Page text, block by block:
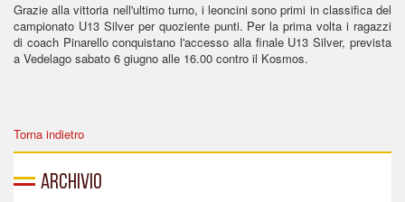
Grazie alla vittoria nell'ultimo turno, i leoncini sono primi in classifica del
campionato U13 Silver per quoziente punti. Per la prima volta i ragazzi
di coach Pinarello conquistano l'accesso alla finale U13 Silver, prevista
a Vedelago sabato 6 giugno alle 16.00 contro il Kosmos.
Torna indietro
Archivio